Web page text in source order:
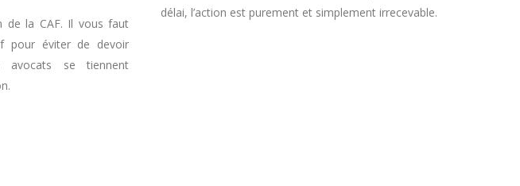
de la CAF. Il vous faut
pour éviter de devoir
avocats se tiennent
délai, l’action est purement et simplement irrecevable.